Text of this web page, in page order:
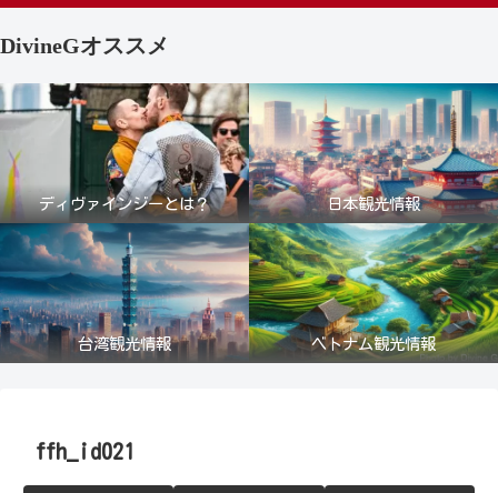
DivineGオススメ
ディヴァインジーとは？ 日本観光情報
台湾観光情報 ベトナム観光情報
ffh_id021